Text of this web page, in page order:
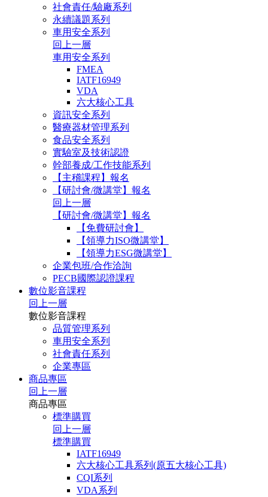
社會責任/驗廠系列
永續議題系列
車用安全系列
回上一層
車用安全系列
FMEA
IATF16949
VDA
六大核心工具
資訊安全系列
醫療器材管理系列
食品安全系列
實驗室及技術認證
幹部養成/工作技能系列
【主稽課程】報名
【研討會/微講堂】報名
回上一層
【研討會/微講堂】報名
【免費研討會】
【領導力ISO微講堂】
【領導力ESG微講堂】
企業包班/合作洽詢
PECB國際認證課程
數位影音課程
回上一層
數位影音課程
品質管理系列
車用安全系列
社會責任系列
企業專區
商品專區
回上一層
商品專區
標準購買
回上一層
標準購買
IATF16949
六大核心工具系列(原五大核心工具)
CQI系列
VDA系列